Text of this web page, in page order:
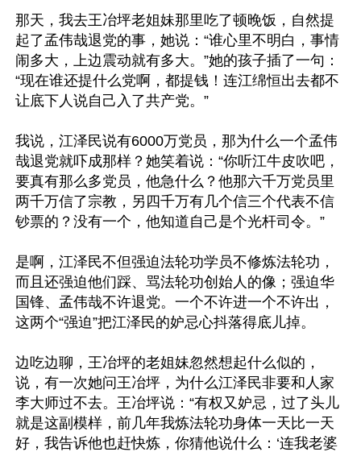
那天，我去王冶坪老姐妹那里吃了顿晚饭，自然提
起了孟伟哉退党的事，她说：“谁心里不明白，事情
闹多大，上边震动就有多大。”她的孩子插了一句：
“现在谁还提什么党啊，都提钱！连江绵恒出去都不
让底下人说自己入了共产党。”
我说，江泽民说有6000万党员，那为什么一个孟伟
哉退党就吓成那样？她笑着说：“你听江牛皮吹吧，
要真有那么多党员，他急什么？他那六千万党员里
两千万信了宗教，另四千万有几个信三个代表不信
钞票的？没有一个，他知道自己是个光杆司令。”
是啊，江泽民不但强迫法轮功学员不修炼法轮功，
而且还强迫他们踩、骂法轮功创始人的像；强迫华
国锋、孟伟哉不许退党。一个不许进一个不许出，
这两个“强迫”把江泽民的妒忌心抖落得底儿掉。
边吃边聊，王冶坪的老姐妹忽然想起什么似的，
说，有一次她问王冶坪，为什么江泽民非要和人家
李大师过不去。王冶坪说：“有权又妒忌，过了头儿
就是这副模样，前几年我炼法轮功身体一天比一天
好，我告诉他也赶快炼，你猜他说什么：‘连我老婆